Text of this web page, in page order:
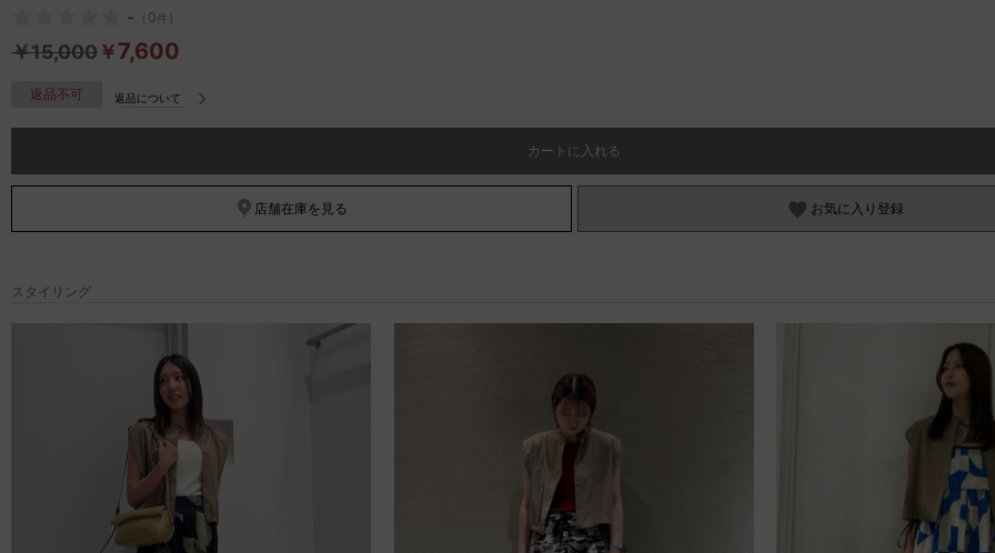
- （ 0件 ）
￥15,000￥7,600
返品不可 返品について
カートに入れる
店舗在庫を見る お気に入り登録
スタイリング